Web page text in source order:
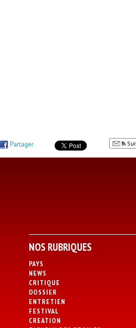
Partager
NOS RUBRIQUES
PAYS
NEWS
CRITIQUE
DOSSIER
ENTRETIEN
FESTIVAL
CREATION